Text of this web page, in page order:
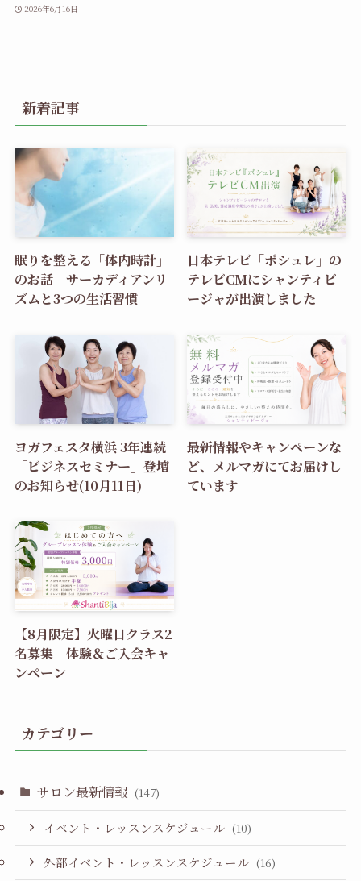
2026年6月16日
新着記事
眠りを整える「体内時計」
のお話｜サーカディアンリ
ズムと3つの生活習慣
日本テレビ「ポシュレ」の
テレビCMにシャンティビ
ージャが出演しました
ヨガフェスタ横浜 3年連続
「ビジネスセミナー」登壇
のお知らせ(10月11日)
最新情報やキャンペーンな
ど、メルマガにてお届けし
ています
【8月限定】火曜日クラス2
名募集｜体験＆ご入会キャ
ンペーン
カテゴリー
サロン最新情報 (147)
イベント・レッスンスケジュール (10)
外部イベント・レッスンスケジュール (16)